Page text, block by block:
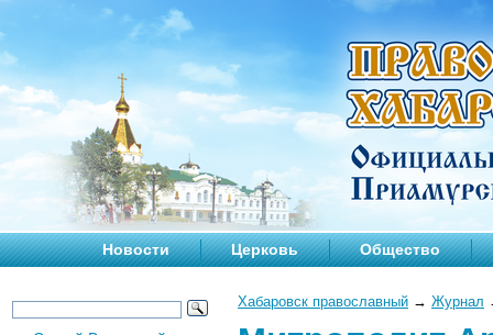
Новости Церковь Общество
Хабаровск православный → Журнал